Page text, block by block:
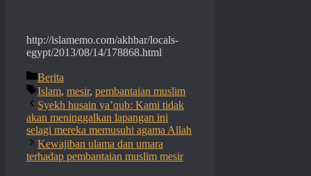
http://islamemo.com/akhbar/locals-
egypt/2013/08/14/178868.html
Categories
Berita
Tags
Islam, mesir, pembantaian muslim
Syekh husain ya’qub: Kami tidak
akan meninggalkan lapangan ini
selagi mereka memusuhi agama Allah
Kewajiban ulama dan umara
terhadap pembantaian muslim mesir